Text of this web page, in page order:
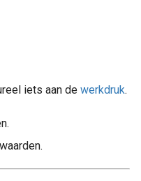
iets aan de werkdruk.